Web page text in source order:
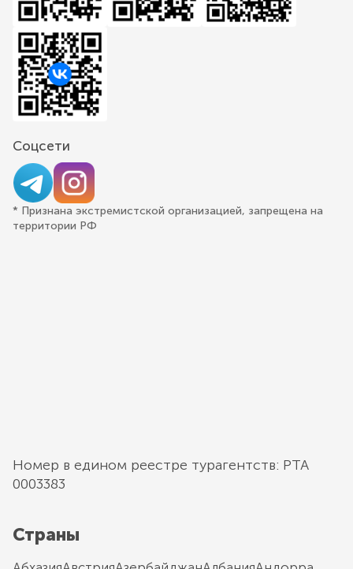
Соцсети
* Признана экстремистской организацией, запрещена на
территории РФ
Номер в едином реестре турагентств: РТА
0003383
Страны